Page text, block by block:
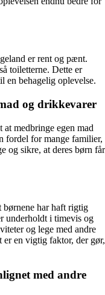
er rent og pænt.
toiletterne. Dette er
en behagelig oplevelse.
og drikkevarer
at medbringe egen mad
fordel for mange familier,
og sikre, at deres børn får
har haft rigtig
underholdt i timevis og
og lege med andre
er en vigtig faktor, der gør,
med andre